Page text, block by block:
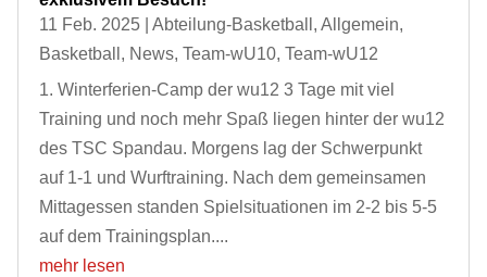
11 Feb. 2025| Abteilung-Basketball , Allgemein,
Basketball , News, Team-wU10, Team-wU12
1. Winterferien-Camp der wu12 3 Tage mit viel
Training und noch mehr Spaß liegen hinter der wu12
des TSC Spandau. Morgens lag der Schwerpunkt
auf 1-1 und Wurftraining. Nach dem gemeinsamen
Mittagessen standen Spielsituationen im 2-2 bis 5-5
auf dem Trainingsplan....
mehr lesen